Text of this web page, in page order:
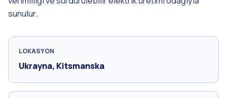
sunulur.
LOKASYON
Ukrayna, Kitsmanska